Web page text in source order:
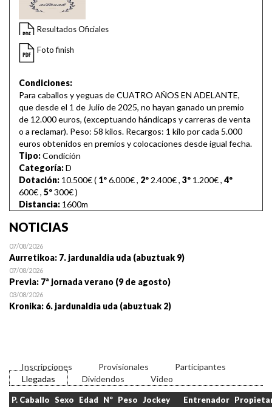
Resultados Oficiales
Foto finish
Condiciones:
Para caballos y yeguas de CUATRO AÑOS EN ADELANTE,
que desde el 1 de Julio de 2025, no hayan ganado un premio
de 12.000 euros, (exceptuando hándicaps y carreras de venta
o a reclamar). Peso: 58 kilos. Recargos: 1 kilo por cada 5.000
euros obtenidos en premios y colocaciones desde igual fecha.
Tipo:Condición
Categoría:D
Dotación: 10.500€ ( 1º6.000€, 2º 2.400€, 3º 1.200€, 4º
600€, 5º300€)
Distancia: 1600m
NOTICIAS
07/08/2026
Aurretikoa: 7. jardunaldia uda (abuztuak 9)
07/08/2026
Previa: 7ª jornada verano (9 de agosto)
03/08/2026
Kronika: 6. jardunaldia uda (abuztuak 2)
Inscripciones Provisionales
Participantes
Llegadas
Dividendos Video
P. Caballo Sexo Edad Nº Peso Jockey Entrenador